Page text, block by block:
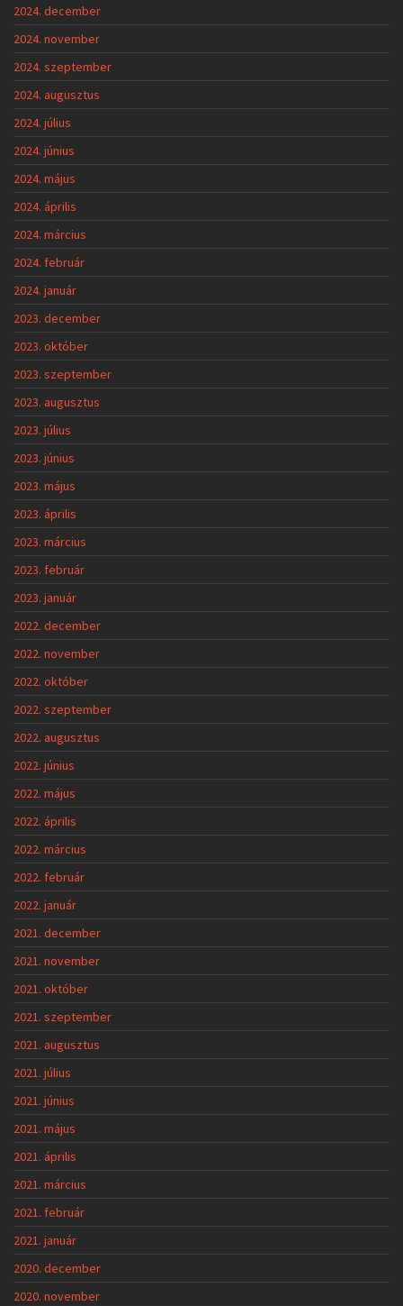
2024. december
2024. november
2024. szeptember
2024. augusztus
2024. július
2024. június
2024. május
2024. április
2024. március
2024. február
2024. január
2023. december
2023. október
2023. szeptember
2023. augusztus
2023. július
2023. június
2023. május
2023. április
2023. március
2023. február
2023. január
2022. december
2022. november
2022. október
2022. szeptember
2022. augusztus
2022. június
2022. május
2022. április
2022. március
2022. február
2022. január
2021. december
2021. november
2021. október
2021. szeptember
2021. augusztus
2021. július
2021. június
2021. május
2021. április
2021. március
2021. február
2021. január
2020. december
2020. november